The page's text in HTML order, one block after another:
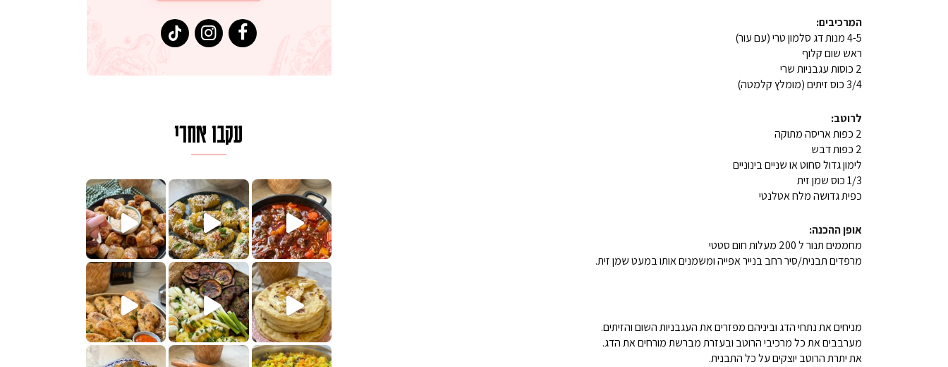
המרכיבים:
4-5 מנות דג סלמון טרי (עם עור)
ראש שום קלוף
2 כוסות עגבניות שרי
3/4 כוס זיתים (מומלץ קלמטה)
לרוטב:
2 כפות אריסה מתוקה
2 כפות דבש
לימון גדול סחוט או שניים בינוניים
1/3 כוס שמן זית
כפית גדושה מלח אטלנטי
אופן ההכנה:
מחממים תנור ל 200 מעלות חום סטטי
מרפדים תבנית/סיר רחב בנייר אפייה ומשמנים אותו במעט שמן זית.
מניחים את נתחי הדג וביניהם מפזרים את העגבניות השום והזיתים.
מערבבים את כל מרכיבי הרוטב ובעזרת מברשת מורחים את הדג.
את יתרת הרוטב יוצקים על כל התבנית.
עקבו אחרי
. גולש המר
קלחי תירס צרובים על מחבת עם גבינה בולגרית מעודנת מ
נשנושי פרגיות קריספיים ממכרים שמכינים בכמה דקות עב
לחם מחבת שהוא שילוב של מופלטה וספינז׳, רעיון מעולאז מה בשבילכם? בפ
פסטל טוניסאי לתשעת הימים, חשבתי מה לחדש לכם ונראה
למתכון
פיצה של תשעת הימים ולמה היא נקראת ככה? ההסבר בסרטו
מז׳ווז׳ין או בתרגום לעברית, מחותניםמתכון ראש